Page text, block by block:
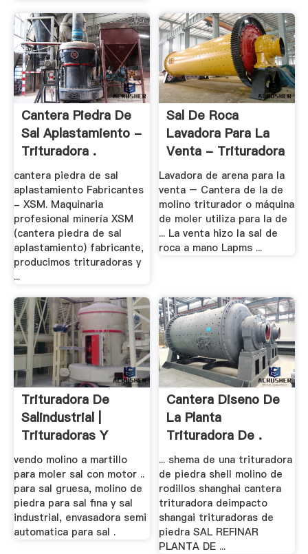
Cantera Piedra De
Sal Aplastamiento -
Trituradora .
cantera piedra de sal
aplastamiento Fabricantes
- XSM. Maquinaria
profesional minería XSM
(cantera piedra de sal
aplastamiento) fabricante,
producimos trituradoras y
...
Sal De Roca
Lavadora Para La
Venta - Trituradora
De .
Lavadora de arena para la
venta – Cantera de la de
molino triturador o máquina
de moler utiliza para la de
... La venta hizo la sal de
roca a mano Lapms ...
Trituradora De
Salindustrial |
Trituradoras Y
Molinos
vendo molino a martillo
para moler sal con motor ..
para sal gruesa, molino de
piedra para sal fina y sal
industrial, envasadora semi
automatica para sal .
Cantera Diseno De
La Planta
Trituradora De .
... shema de una trituradora
de piedra shell molino de
rodillos shanghai cantera
trituradora deimpacto
shangai trituradoras de
piedra SAL REFINAR
PLANTA DE ...